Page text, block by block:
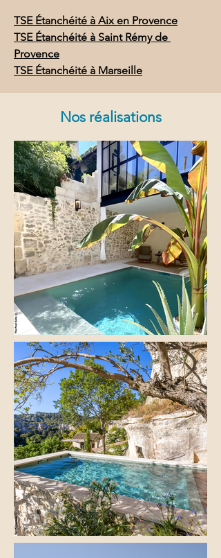
TSE Étanchéité à Aix en Provence
TSE Étanchéité à Saint Rémy de
Provence
TSE Étanchéité à Marseille
Nos réalisations